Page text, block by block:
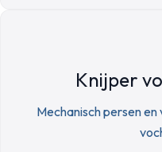
Knijper
Mechanisch persen